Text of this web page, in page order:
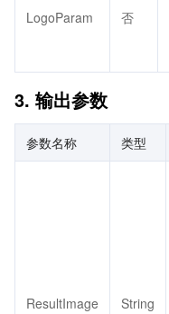
LogoParam 否
3. 输出参数
参数名称 类型
ResultImage String